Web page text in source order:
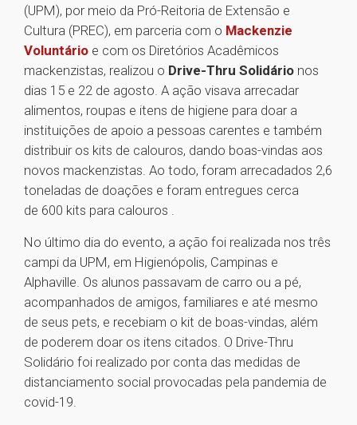
(UPM), por meio da Pró-Reitoria de Extensão e
Cultura (PREC), em parceria com o Mackenzie
Voluntário e com os Diretórios Acadêmicos
mackenzistas, realizou o Drive-Thru Solidário nos
dias 15 e 22 de agosto. A ação visava arrecadar
alimentos, roupas e itens de higiene para doar a
instituições de apoio a pessoas carentes e também
distribuir os kits de calouros, dando boas-vindas aos
novos mackenzistas. Ao todo, foram arrecadados 2,6
toneladas de doações e foram entregues cerca
de 600 kits para calouros .
No último dia do evento, a ação foi realizada nos três
campi da UPM, em Higienópolis, Campinas e
Alphaville. Os alunos passavam de carro ou a pé,
acompanhados de amigos, familiares e até mesmo
de seus pets, e recebiam o kit de boas-vindas, além
de poderem doar os itens citados. O Drive-Thru
Solidário foi realizado por conta das medidas de
distanciamento social provocadas pela pandemia de
covid-19.